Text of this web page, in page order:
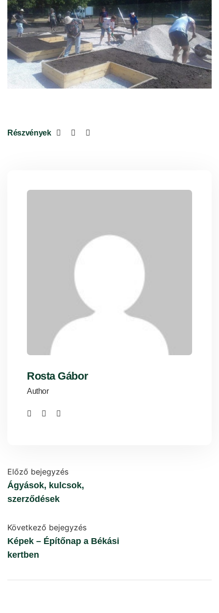
Részvények
Rosta Gábor
Author
Előző bejegyzés
Ágyások, kulcsok,
szerződések
Következő bejegyzés
Képek – Építőnap a Békási
kertben